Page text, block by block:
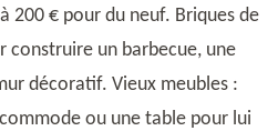
200 € pour du neuf. Briques de
construire un barbecue, une
décoratif. Vieux meubles :
ou une table pour lui